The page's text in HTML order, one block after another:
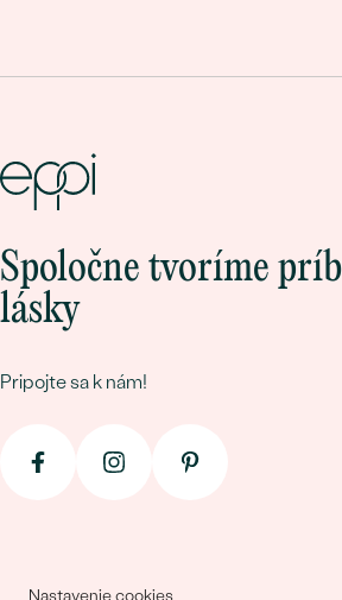
Nastavenie cookies
Spoločne tvoríme
lásky
Pripojte sa k nám!